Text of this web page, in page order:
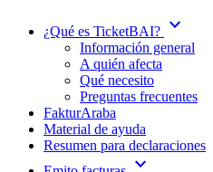
¿Qué es TicketBAI? expand_more
Información general
A quién afecta
Qué necesito
Preguntas frecuentes
FakturAraba
Material de ayuda
Resumen para declaraciones
expand_more